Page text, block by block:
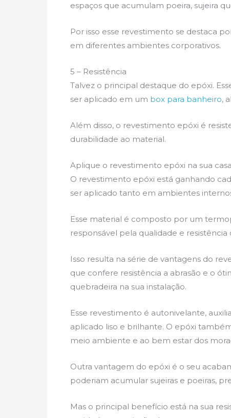
espaços que acumulam poeira, sujeira
Por isso esse revestimento se destaca
em diferentes ambientes corporativos.
5 – Resistência
Talvez o principal destaque do epóxi.
ser aplicado em um box para banheiro,
Além disso, o revestimento epóxi é
durabilidade ao material.
Aplique o revestimento epóxi na sua casa
O revestimento epóxi está ganhando
ser aplicado tanto em ambientes
Esse material é composto por um
responsável pela qualidade e
Isso resulta na série de vantagens do
que confere resistência a abrasão e o
quebradeira na sua instalação.
Esse revestimento é autonivelante,
aplicado liso e brilhante. O epóxi
meio ambiente e ao bem estar dos
Outra vantagem do epóxi é o seu
poderiam acumular sujeiras e poeiras,
Mas o principal benefício está na sua